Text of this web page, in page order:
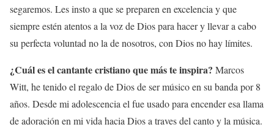
segaremos. Les insto a que se preparen en excelencia y que
siempre estén atentos a la voz de Dios para hacer y llevar a cabo
su perfecta voluntad no la de nosotros, con Dios no hay límites.
¿Cuál es el cantante cristiano que más te inspira? Marcos
Witt, he tenido el regalo de Dios de ser músico en su banda por 8
años. Desde mi adolescencia el fue usado para encender esa llama
de adoración en mi vida hacia Dios a traves del canto y la música.